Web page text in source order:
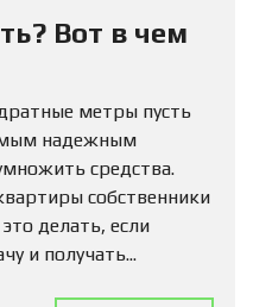
Вот в чем
метры пусть
надежным
средства.
собственники
делать, если
и получать...